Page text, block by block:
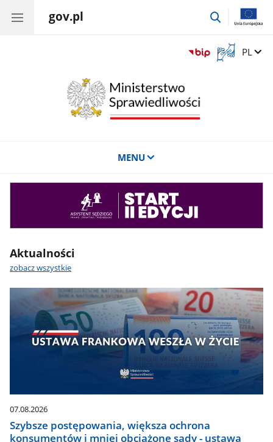
gov.pl
przejdź
Otwórz
okno
Zmień
PL
MENU
Aktualności
zobacz wszystkie
07.08.2026
Szybsze postępowania, większa ochrona
konsumentów i mniej obciążone sądy - ustawa